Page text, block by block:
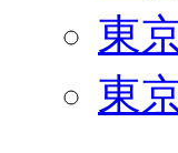
東
東